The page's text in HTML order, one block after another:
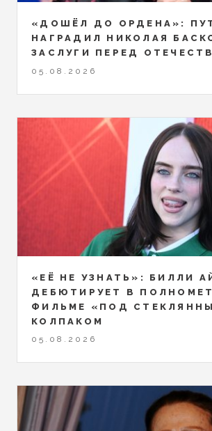
«ДОШЁЛ ДО ОРДЕНА»:
НАГРАДИЛ НИКОЛАЯ
ЗАСЛУГИ ПЕРЕД
05.08.2026
«ЕЁ НЕ УЗНАТЬ»: БИЛЛИ
ДЕБЮТИРУЕТ В
ФИЛЬМЕ «ПОД
КОЛПАКОМ
05.08.2026